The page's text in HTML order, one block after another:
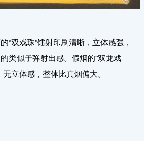
“双戏珠”镭射印刷清晰，立体感强，
类似子弹射出感。假烟的“双龙戏
立体感，整体比真烟偏大。